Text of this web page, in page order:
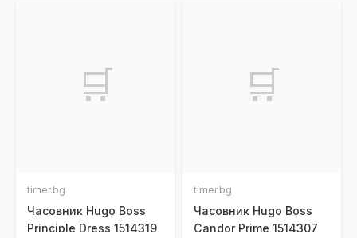
🛒
timer.bg
Часовник Hugo Boss
Principle Dress 1514319
🛒
timer.bg
Часовник Hugo Boss
Candor Prime 1514307